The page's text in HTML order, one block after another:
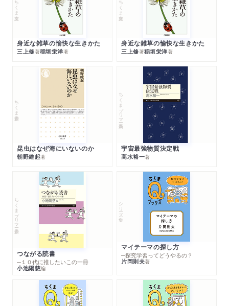
ちくま文庫
身近な雑草の愉快な生きかた
三上修著稲垣栄洋著
ちくま文庫
身近な雑草の愉快な生きかた
三上修著稲垣栄洋著
ちくま新書
昆虫はなぜ海にいないのか
朝野維起著
ちくまプリマー新書
宇宙最強物質決定戦
高水裕一著
ちくまプリマー新書
つながる読書
─１０代に推したいこの一冊
小池陽慈編
シリーズ・全集
マイテーマの探し方
─探究学習ってどうやるの？
片岡則夫著